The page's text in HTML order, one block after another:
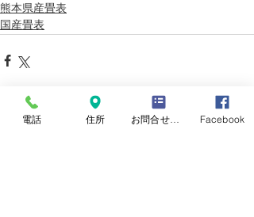
熊本県産畳表
国産畳表
最新記事 すべて表示
電話 住所 お問合せフォーム Facebook